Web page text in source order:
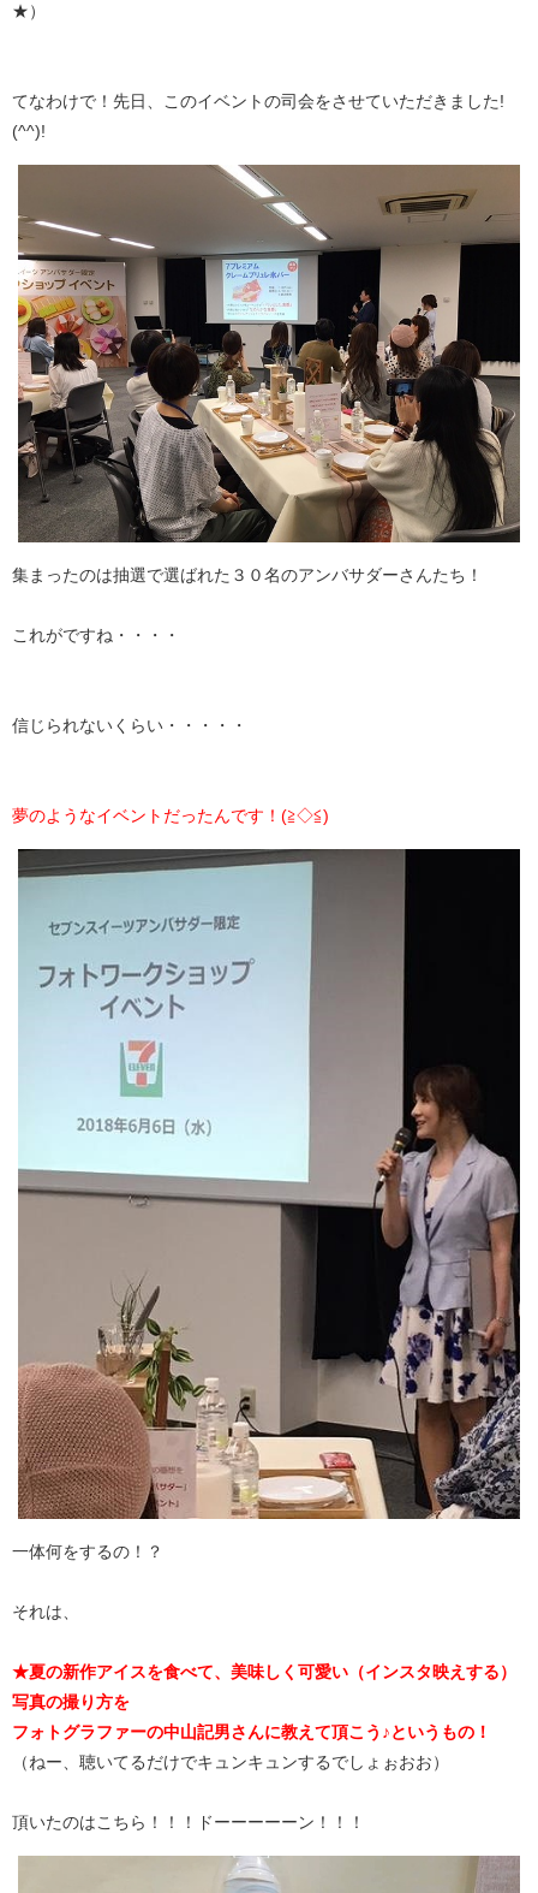
★）
てなわけで！先日、このイベントの司会をさせていただきました!
(^^)!
集まったのは抽選で選ばれた３０名のアンバサダーさんたち！
これがですね・・・・
信じられないくらい・・・・・
夢のようなイベントだったんです！(≧◇≦)
一体何をするの！？
それは、
★夏の新作アイスを食べて、美味しく可愛い（インスタ映えする）
写真の撮り方を
フォトグラファーの中山記男さんに教えて頂こう♪というもの！
（ねー、聴いてるだけでキュンキュンするでしょぉおお）
頂いたのはこちら！！！ドーーーーーン！！！